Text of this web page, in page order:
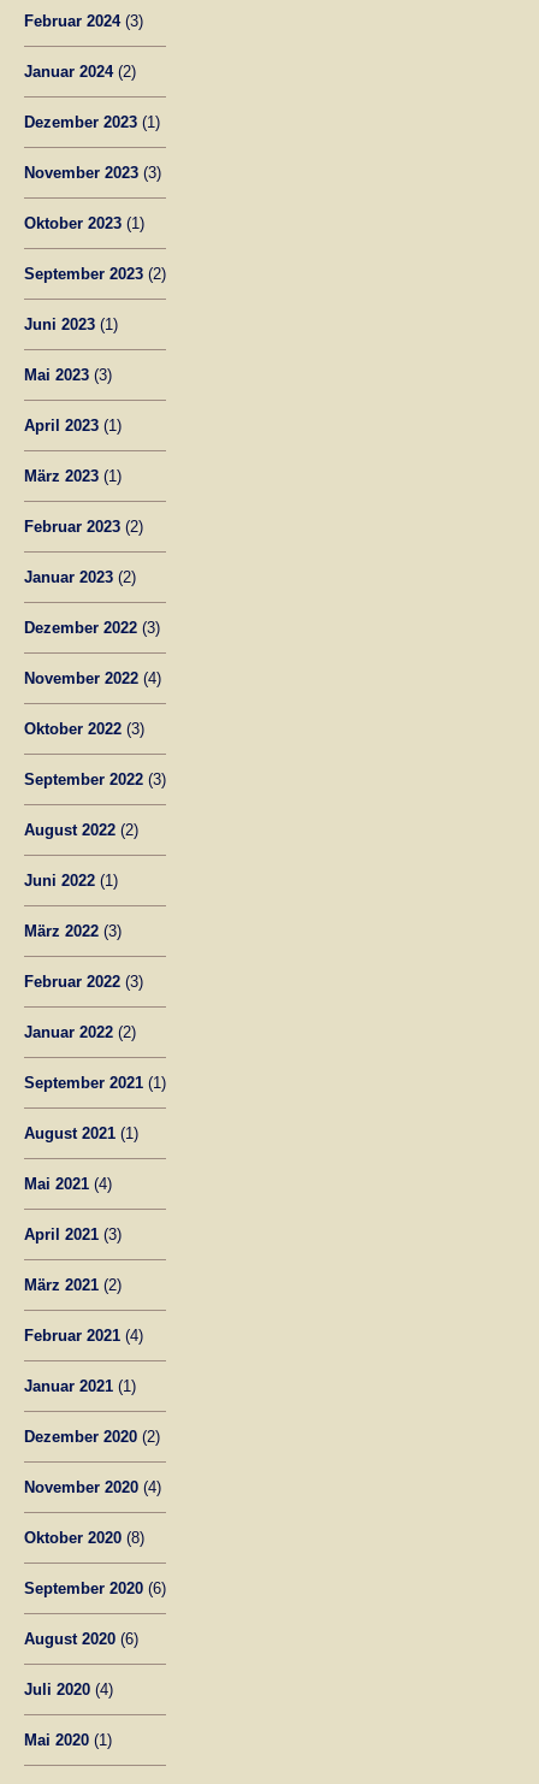
Februar 2024(3)
Januar 2024(2)
Dezember 2023 (1)
November 2023 (3)
Oktober 2023 (1)
September 2023 (2)
Juni 2023 (1)
Mai 2023 (3)
April 2023 (1)
März 2023 (1)
Februar 2023 (2)
Januar 2023 (2)
Dezember 2022 (3)
November 2022 (4)
Oktober 2022 (3)
September 2022 (3)
August 2022 (2)
Juni 2022 (1)
März 2022 (3)
Februar 2022 (3)
Januar 2022 (2)
September 2021 (1)
August 2021 (1)
Mai 2021 (4)
April 2021 (3)
März 2021 (2)
Februar 2021 (4)
Januar 2021 (1)
Dezember 2020 (2)
November 2020 (4)
Oktober 2020 (8)
September 2020 (6)
August 2020 (6)
Juli 2020 (4)
Mai 2020 (1)